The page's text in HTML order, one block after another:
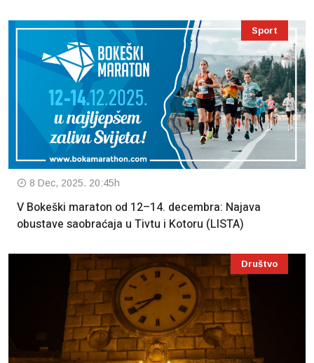
Sport
8 Dec, 2025. 20:45h
V Bokeški maraton od 12–14. decembra: Najava
obustave saobraćaja u Tivtu i Kotoru (LISTA)
Društvo